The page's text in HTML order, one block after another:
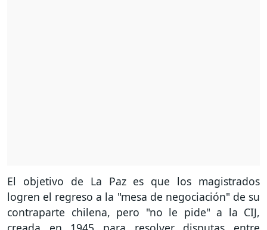
El objetivo de La Paz es que los magistrados
logren el regreso a la "mesa de negociación" de su
contraparte chilena, pero "no le pide" a la CIJ,